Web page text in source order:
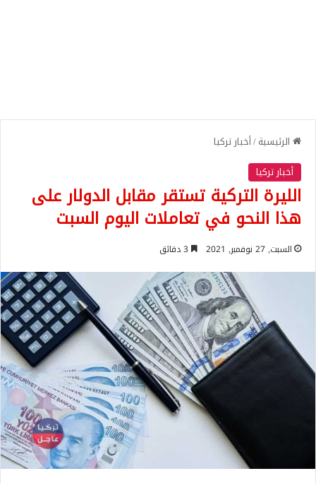
الرئيسية/أخبار تركيا
أخبار تركيا
الليرة التركية تستقر مقابل الدولار على
هذا النحو في تعاملات اليوم السبت
السبت, 27 نوفمبر, 2021